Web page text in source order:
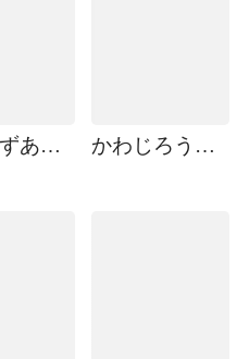
みゅーずあらかると かわじろう短篇系列